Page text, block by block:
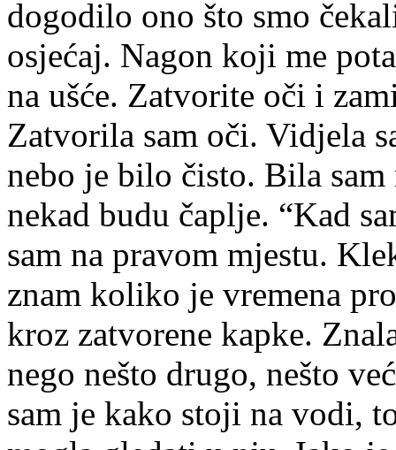
dogodilo ono što smo
osjećaj. Nagon koji me
na ušće. Zatvorite oči i
Zatvorila sam oči. Vidjela
nebo je bilo čisto. Bila
nekad budu čaplje. “Kad
sam na pravom mjestu.
znam koliko je vremena
kroz zatvorene kapke.
nego nešto drugo, nešto
sam je kako stoji na vodi,